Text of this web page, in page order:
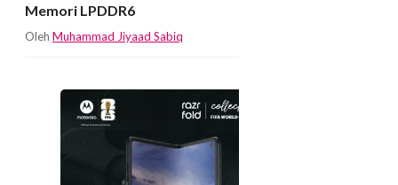
Memori LPDDR6
Oleh Muhammad Jiyaad Sabiq